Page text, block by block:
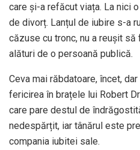
care și-a refăcut viața. La nici
de divorț. Lanțul de iubire s-a
căzuse cu tronc, nu a reușit
alături de o persoană publică.
Ceva mai răbdatoare, încet,
fericirea în brațele lui Robert
care pare destul de
nedespărțit, iar tânărul este
compania iubitei sale.